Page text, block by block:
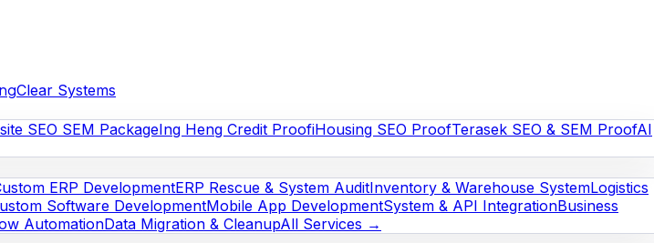
Clear Systems
SEO SEM PackageIng Heng Credit ProofiHousing SEO ProofTerasek SEO & SEM ProofAI
ERP DevelopmentERP Rescue & System AuditInventory & Warehouse SystemLogistics
Software DevelopmentMobile App DevelopmentSystem & API IntegrationBusiness
AutomationData Migration & CleanupAll Services →